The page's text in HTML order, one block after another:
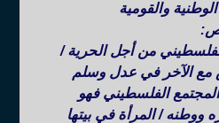
والقومية
من أجل الحرية /
مع الآخر في عدل وسلم
الفلسطيني فهو
ووطنه / المرأة في بيتها